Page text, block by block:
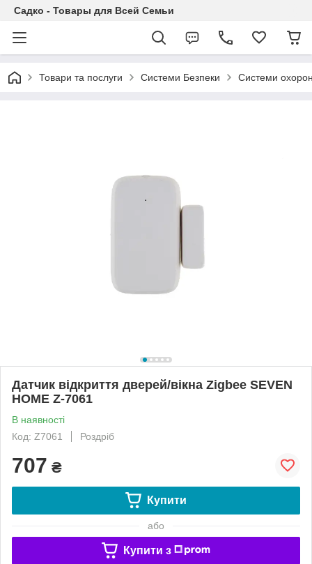
Садко - Товары для Всей Семьи
Товари та послуги Системи Безпеки Системи
Датчик відкриття дверей/вікна Zigbee SEVEN
HOME Z-7061
В наявності
Код: Z7061
Роздріб
707 ₴
Купити
або
Купити з